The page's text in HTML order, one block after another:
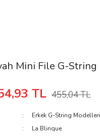
Mini File G-String
TL 455,04 TL
Erkek G-String Modelleri
La Blinque